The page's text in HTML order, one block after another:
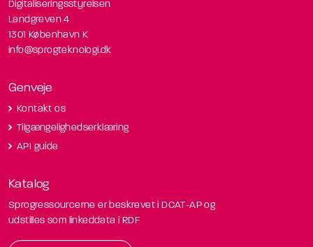
Digitaliseringsstyrelsen
Landgreven 4
1301 København K
info@sprogteknologi.dk
Genveje
Kontakt os
Tilgængelighedserklæring
API guide
Katalog
Sprogressourcerne er beskrevet i DCAT-AP og
udstilles som linkeddata i RDF